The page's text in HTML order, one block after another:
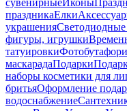
сувенирныеИконы
праздникаЕлки
украшения
фигуры, игрушки
татуировки
маскарадаПодарки
наборы косметики для
бритьяОформление
водоснабжение